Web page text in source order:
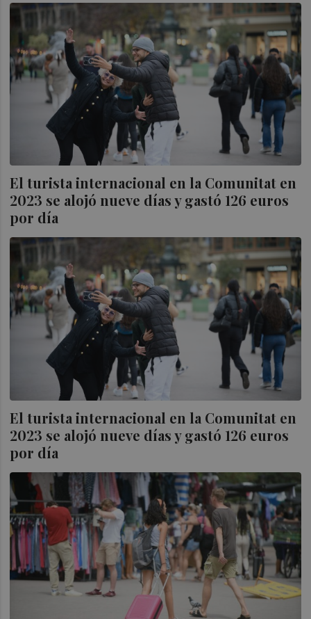
El turista internacional en la Comunitat en
2023 se alojó nueve días y gastó 126 euros
por día
El turista internacional en la Comunitat en
2023 se alojó nueve días y gastó 126 euros
por día